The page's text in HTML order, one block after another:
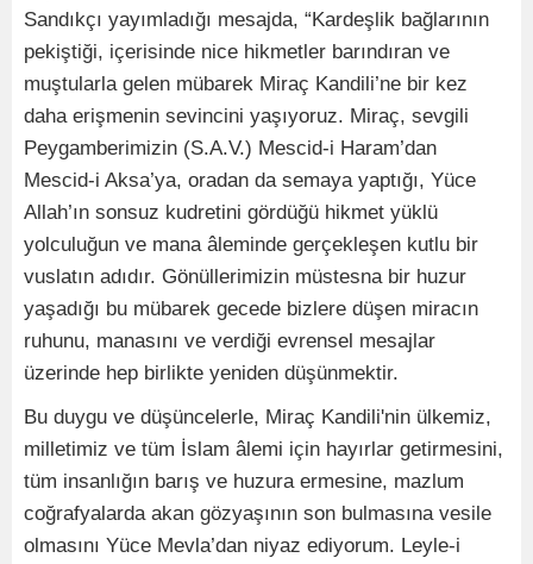
Sandıkçı yayımladığı mesajda, “Kardeşlik bağlarının
pekiştiği, içerisinde nice hikmetler barındıran ve
muştularla gelen mübarek Miraç Kandili’ne bir kez
daha erişmenin sevincini yaşıyoruz. Miraç, sevgili
Peygamberimizin (S.A.V.) Mescid-i Haram’dan
Mescid-i Aksa’ya, oradan da semaya yaptığı, Yüce
Allah’ın sonsuz kudretini gördüğü hikmet yüklü
yolculuğun ve mana âleminde gerçekleşen kutlu bir
vuslatın adıdır. Gönüllerimizin müstesna bir huzur
yaşadığı bu mübarek gecede bizlere düşen miracın
ruhunu, manasını ve verdiği evrensel mesajlar
üzerinde hep birlikte yeniden düşünmektir.
Bu duygu ve düşüncelerle, Miraç Kandili'nin ülkemiz,
milletimiz ve tüm İslam âlemi için hayırlar getirmesini,
tüm insanlığın barış ve huzura ermesine, mazlum
coğrafyalarda akan gözyaşının son bulmasına vesile
olmasını Yüce Mevla’dan niyaz ediyorum. Leyle-i